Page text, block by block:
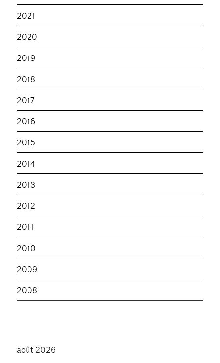
2021
2020
2019
2018
2017
2016
2015
2014
2013
2012
2011
2010
2009
2008
août 2026